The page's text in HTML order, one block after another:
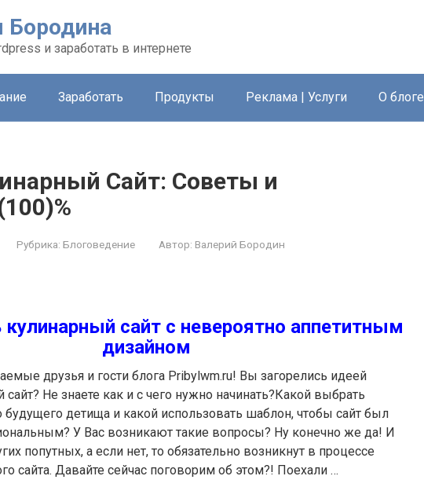
Бородина
и заработать в интернете
Заработать Продукты Реклама | Услуги О блоге
Сайт: Советы и
Рубрика: Блоговедение Автор: Валерий Бородин
кулинарный сайт с невероятно аппетитным
дизайном
друзья и гости блога Pribylwm.ru! Вы загорелись идеей
сайт? Не знаете как и с чего нужно начинать?Какой выбрать
детища и какой использовать шаблон, чтобы сайт был
У Вас возникают такие вопросы? Ну конечно же да! И
попутных, а если нет, то обязательно возникнут в процессе
сайта. Давайте сейчас поговорим об этом?! Поехали …